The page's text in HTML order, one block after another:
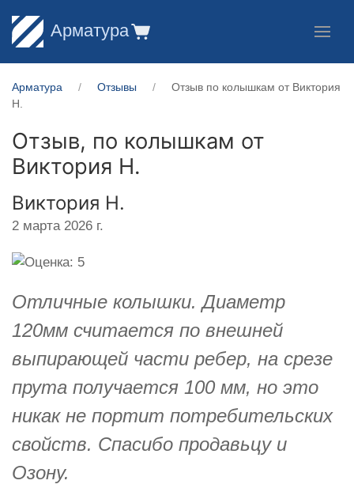
Арматура
Арматура Отзывы
Отзыв по колышкам от Виктория
Н.
Отзыв, по колышкам от
Виктория Н.
Виктория Н.
2 марта 2026 г.
Отличные колышки. Диаметр
120мм считается по внешней
выпирающей части ребер, на срезе
прута получается 100 мм, но это
никак не портит потребительских
свойств. Спасибо продавьцу и
Озону.